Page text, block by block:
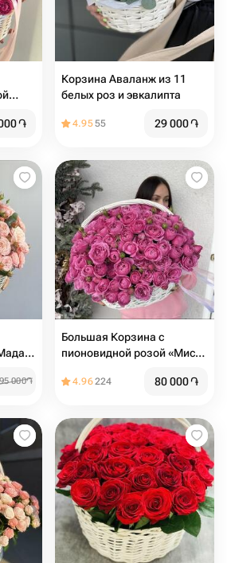
֏
Корзина Аваланж из 11
белых роз и эвкалипта
4.9555 29 000֏
95 000֏
Большая Корзина с
пионовидной розой «Мисти
4.96224 80 000֏